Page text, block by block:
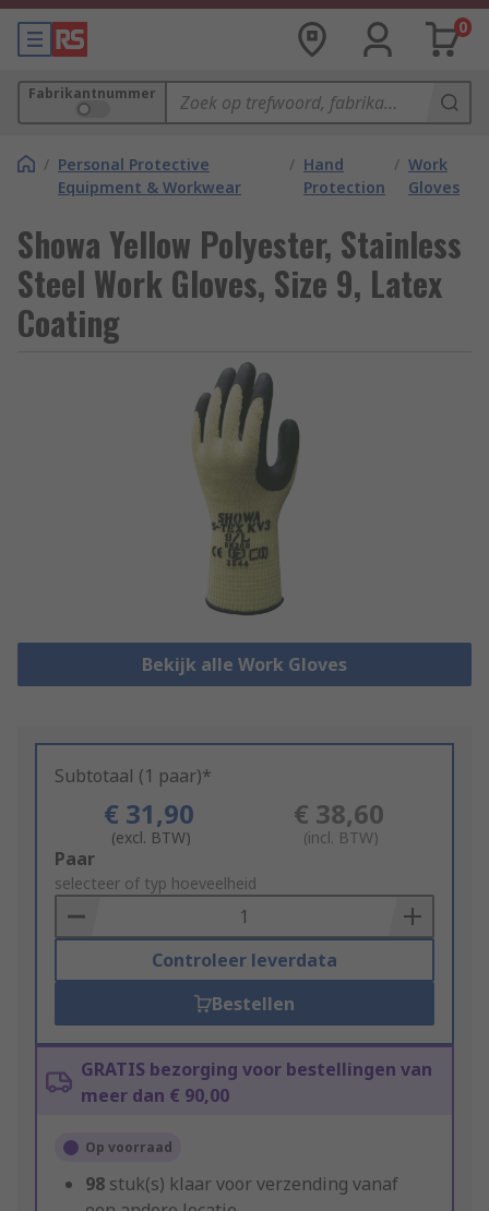
0
Fabrikantnummer
/ Personal Protective
Equipment & Workwear
/ Hand
Protection
/ Work
Gloves
Showa Yellow Polyester, Stainless
Steel Work Gloves, Size 9, Latex
Coating
Bekijk alle Work Gloves
Subtotaal (1 paar)*
€ 31,90
(excl. BTW)
€ 38,60
(incl. BTW)
Add
to
Basket
Paar
selecteer of typ hoeveelheid
Controleer leverdata
Bestellen
GRATIS bezorging voor bestellingen van
meer dan € 90,00
Op voorraad
98 stuk(s) klaar voor verzending vanaf